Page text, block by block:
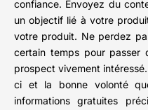
confiance. Envoyez du
un objectif lié à votre
votre produit. Ne perdez
certain temps pour passer
prospect vivement
ci et la bonne volonté
informations gratuites